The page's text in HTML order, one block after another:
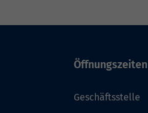
Öffnungszeiten
Geschäftsstelle